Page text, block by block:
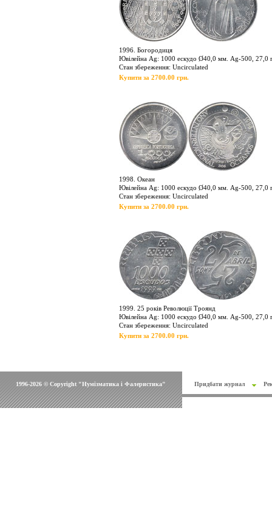
1996. Богородиця
Ювілейна Ag: 1000 ескудо Ø40,0 мм. Ag-500, 27,0
Стан збереження: Uncirculated
Купити за 2700.00 грн.
1998. Океан
Ювілейна Ag: 1000 ескудо Ø40,0 мм. Ag-500, 27,0
Стан збереження: Uncirculated
Купити за 2700.00 грн.
1999. 25 років Революції Троянд
Ювілейна Ag: 1000 ескудо Ø40,0 мм. Ag-500, 27,0
Стан збереження: Uncirculated
Купити за 2700.00 грн.
1996-2026 © Copyright "Нумізматика і Фалеристика" Придбати журнал